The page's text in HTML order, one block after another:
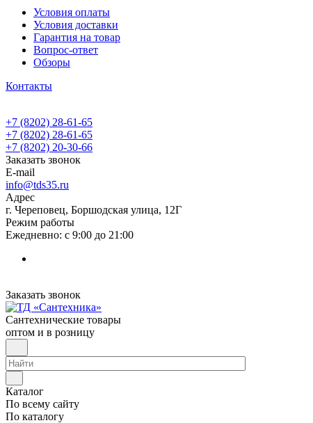
Условия оплаты
Условия доставки
Гарантия на товар
Вопрос-ответ
Обзоры
Контакты
+7 (8202) 28‑61-65
+7 (8202) 28‑61-65
+7 (8202) 20‑30-66
Заказать звонок
E-mail
info@tds35.ru
Адрес
г. Череповец, Боршодская улица, 12Г
Режим работы
Ежедневно: с 9:00 до 21:00
Заказать звонок
Сантехнические товары
оптом и в розницу
Каталог
По всему сайту
По каталогу